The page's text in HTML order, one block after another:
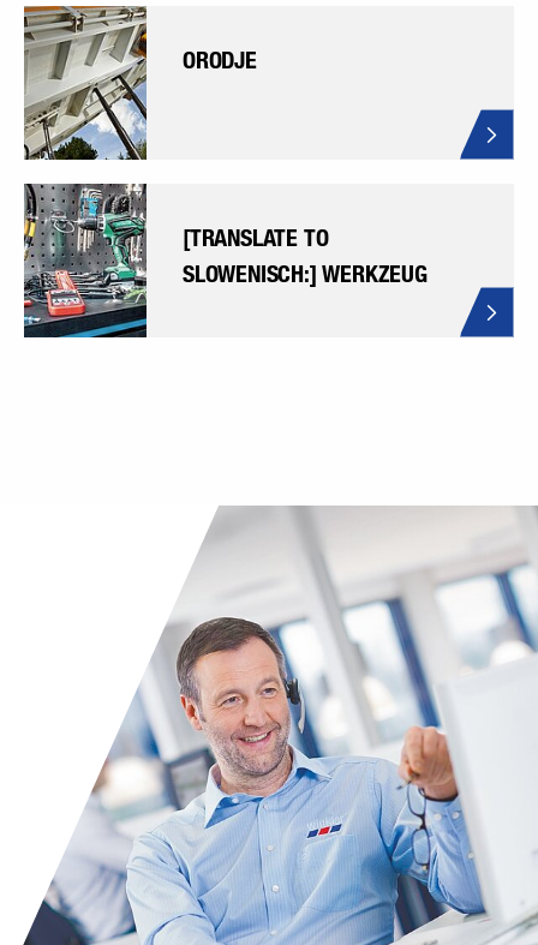
ORODJE
[TRANSLATE TO
SLOWENISCH:] WERKZEUG